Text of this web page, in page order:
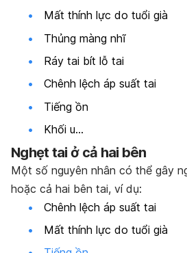
Mất thính lực do tuổi già
Thủng màng nhĩ
Ráy tai bít lỗ tai
Chênh lệch áp suất tai
Tiếng ồn
Khối u…
Nghẹt tai ở cả hai bên
Một số nguyên nhân có thể gây
hoặc cả hai bên tai, ví dụ:
Chênh lệch áp suất tai
Mất thính lực do tuổi già